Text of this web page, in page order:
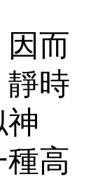
而
靜時
高